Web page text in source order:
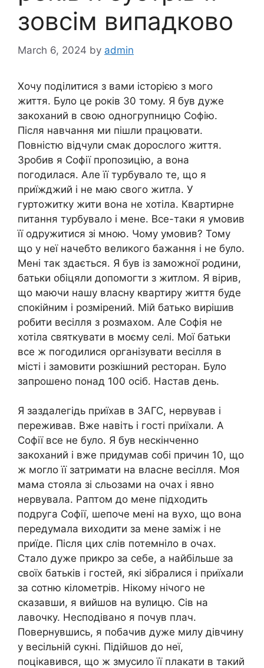
зовсім випадково
March 6, 2024 by admin
Хочу поділитися з вами історією з мого
життя. Було це років 30 тому. Я був дуже
закоханий в свою одногрупницю Софію.
Після навчання ми пішли працювати.
Повністю відчули смак дорослого життя.
Зробив я Софії пропозицію, а вона
погодилася. Але її турбувало те, що я
приїжджий і не маю свого житла. У
гуртожитку жити вона не хотіла. Квартирне
питання турбувало і мене. Все-таки я умовив
її одружитися зі мною. Чому умовив? Тому
що у неї начебто великого бажання і не було.
Мені так здається. Я був із заможної родини,
батьки обіцяли допомогти з житлом. Я вірив,
що маючи нашу власну квартиру життя буде
спокійним і розмірений. Мій батько вирішив
робити весілля з розмахом. Але Софія не
хотіла святкувати в моєму селі. Мої батьки
все ж погодилися організувати весілля в
місті і замовити розкішний ресторан. Було
запрошено понад 100 осіб. Настав день.
Я заздалегідь приїхав в ЗАГС, нервував і
переживав. Вже навіть і гості приїхали. А
Софії все не було. Я був нескінченно
закоханий і вже придумав собі причин 10, що
ж могло її затримати на власне весілля. Моя
мама стояла зі сльозами на очах і явно
нервувала. Раптом до мене підходить
подруга Софії, шепоче мені на вухо, що вона
передумала виходити за мене заміж і не
приїде. Після цих слів потемніло в очах.
Стало дуже прикро за себе, а найбільше за
своїх батьків і гостей, які зібралися і приїхали
за сотню кілометрів. Нікому нічого не
сказавши, я вийшов на вулицю. Сів на
лавочку. Несподівано я почув плач.
Повернувшись, я побачив дуже милу дівчину
у весільній сукні. Підійшов до неї,
поцікавився, що ж змусило її плакати в такий